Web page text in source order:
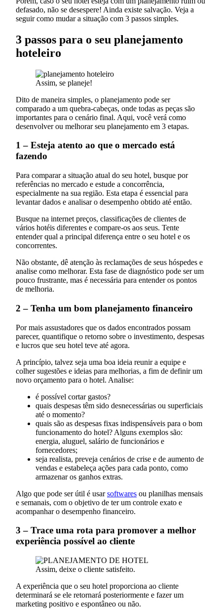
defasado, não se desespere! Ainda existe salvação. Veja a
seguir como mudar a situação com 3 passos simples.
3 passos para o seu planejamento
hoteleiro
Assim, se planeje!
Dito de maneira simples, o planejamento pode ser
comparado a um quebra-cabeças, onde todas as peças são
importantes para o cenário final. Aqui, você verá como
desenvolver ou melhorar seu planejamento em 3 etapas.
1 – Esteja atento ao que o mercado está
fazendo
Para comparar a situação atual do seu hotel, busque por
referências no mercado e estude a concorrência,
especialmente na sua região. Esta etapa é essencial para
levantar dados e analisar o desempenho obtido até então.
Busque na internet preços, classificações de clientes de
vários hotéis diferentes e compare-os aos seus. Tente
entender qual a principal diferença entre o seu hotel e os
concorrentes.
Não obstante, dê atenção às reclamações de seus hóspedes e
analise como melhorar. Esta fase de diagnóstico pode ser um
pouco frustrante, mas é necessária para entender os pontos
de melhoria.
2 – Tenha um bom planejamento financeiro
Por mais assustadores que os dados encontrados possam
parecer, quantifique o retorno sobre o investimento, despesas
e lucros que seu hotel teve até agora.
A princípio, talvez seja uma boa ideia reunir a equipe e
colher sugestões e ideias para melhorias, a fim de definir um
novo orçamento para o hotel. Analise:
é possível cortar gastos?
quais despesas têm sido desnecessárias ou superficiais
até o momento?
quais são as despesas fixas indispensáveis para o bom
funcionamento do hotel? Alguns exemplos são:
energia, aluguel, salário de funcionários e
fornecedores;
seja realista, preveja cenários de crise e de aumento de
vendas e estabeleça ações para cada ponto, como
armazenar os ganhos extras.
Algo que pode ser útil é usarsoftwares ou planilhas mensais
e semanais, com o objetivo de ter um controle exato e
acompanhar o desempenho financeiro.
3 – Trace uma rota para promover a melhor
experiência possível ao cliente
Assim, deixe o cliente satisfeito.
A experiência que o seu hotel proporciona ao cliente
determinará se ele retornará posteriormente e fazer um
marketing positivo e espontâneo ou não.